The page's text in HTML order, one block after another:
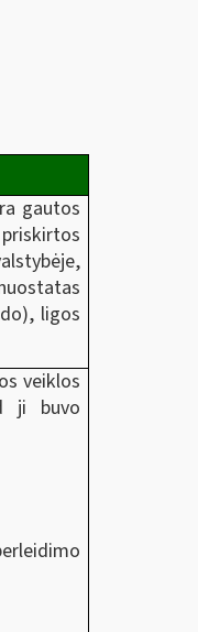
gautos
ligos
veiklos
ji buvo